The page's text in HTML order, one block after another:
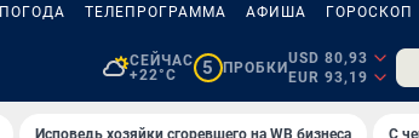
ПОГОДА ТЕЛЕПРОГРАММА АФИША ГОРОСКОП
СЕЙЧАС
+22°C
5 ПРОБКИ
USD 80,93
EUR 93,19
Исповедь хозяйки сгоревшего на WB бизнеса С